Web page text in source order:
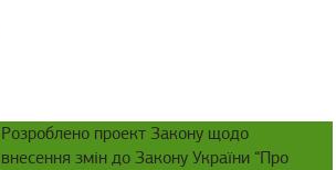
Розроблено проект Закону щодо
внесення змін до Закону України “Про